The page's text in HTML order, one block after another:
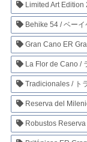
Limited Art Edition
Behike 54 / ベーイ
Gran Cano ER
La Flor de Cano /
Tradicionales / ト
Reserva del
Robustos